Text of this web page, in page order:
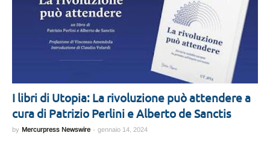
I libri di Utopia: La rivoluzione può attendere a
cura di Patrizio Perlini e Alberto de Sanctis
by Mercurpress Newswire - gennaio 14, 2024